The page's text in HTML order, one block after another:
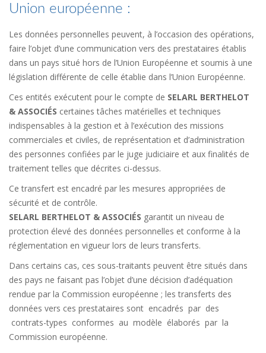
Union européenne :
Les données personnelles peuvent, à l’occasion des opérations,
faire l’objet d’une communication vers des prestataires établis
dans un pays situé hors de l’Union Européenne et soumis à une
législation différente de celle établie dans l’Union Européenne.
Ces entités exécutent pour le compte de SELARL BERTHELOT
& ASSOCIÉS certaines tâches matérielles et techniques
indispensables à la gestion et à l’exécution des missions
commerciales et civiles, de représentation et d’administration
des personnes confiées par le juge judiciaire et aux finalités de
traitement telles que décrites ci-dessus.
Ce transfert est encadré par les mesures appropriées de
sécurité et de contrôle.
SELARL BERTHELOT & ASSOCIÉS garantit un niveau de
protection élevé des données personnelles et conforme à la
réglementation en vigueur lors de leurs transferts.
Dans certains cas, ces sous-traitants peuvent être situés dans
des pays ne faisant pas l’objet d’une décision d’adéquation
rendue par la Commission européenne ; les transferts des
données vers ces prestataires sont encadrés par des
contrats-types conformes au modèle élaborés par la
Commission européenne.